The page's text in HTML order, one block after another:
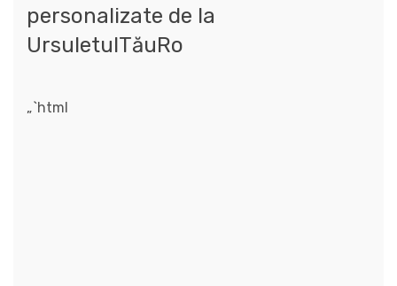
personalizate de la
UrsuletulTăuRo
„`html